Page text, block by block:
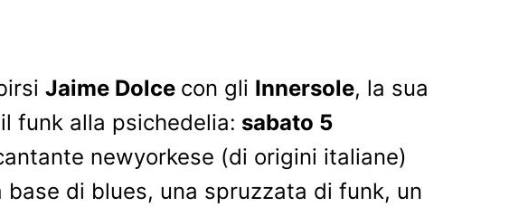
Jaime Dolce con gli Innersole, la sua
funk alla psichedelia: sabato 5
newyorkese (di origini italiane)
di blues, una spruzzata di funk, un